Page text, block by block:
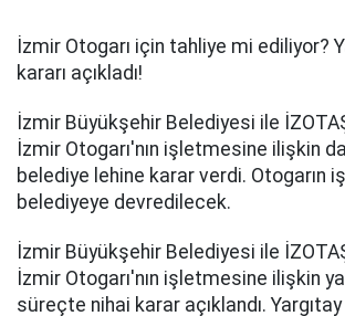
İzmir Otogarı için tahliye mi ediliyor?
kararı açıkladı!
İzmir Büyükşehir Belediyesi ile
İzmir Otogarı'nın işletmesine ilişkin
belediye lehine karar verdi. Otogarın
belediyeye devredilecek.
İzmir Büyükşehir Belediyesi ile
İzmir Otogarı'nın işletmesine ilişkin
süreçte nihai karar açıklandı. Yargıtay